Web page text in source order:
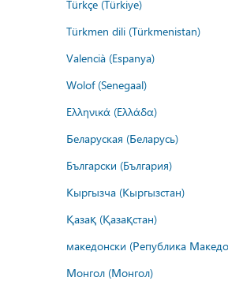
Türkçe (Türkiye)
Türkmen dili (Türkmenistan)
Valencià (Espanya)
Wolof (Senegaal)
Ελληνικά (Ελλάδα)
Беларуская (Беларусь)
Български (България)
Кыргызча (Кыргызстан)
Қазақ (Қазақстан)
македонски (Република
Монгол (Монгол)